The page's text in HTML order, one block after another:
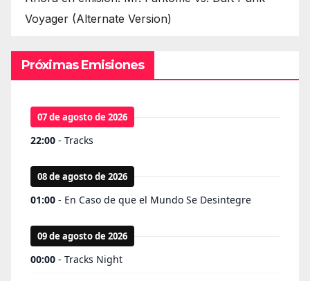
Voyager (Alternate Version)
Próximas Emisiones